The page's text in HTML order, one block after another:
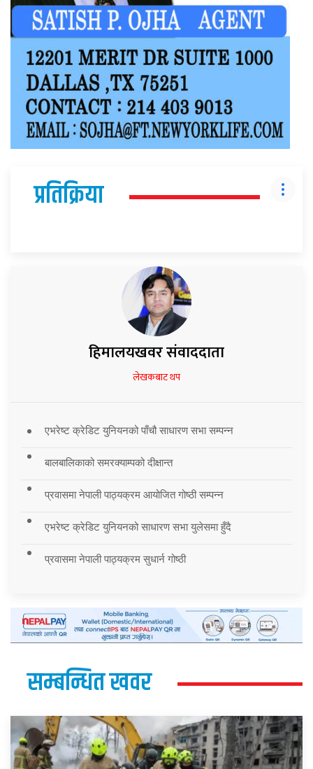
प्रतिक्रिया
हिमालयखवर संवाददाता
लेखकबाट थप
एभरेष्ट क्रेडिट युनियनको पाँचौ साधारण सभा सम्पन्न
बालबालिकाको समरक्याम्पको दीक्षान्त
प्रवासमा नेपाली पाठ्यक्रम आयोजित गोष्ठी सम्पन्न
एभरेष्ट क्रेडिट युनियनको साधारण सभा युलेसमा हुँदै
प्रवासमा नेपाली पाठ्यक्रम सुधार्न गोष्ठी
सम्बन्धित खवर